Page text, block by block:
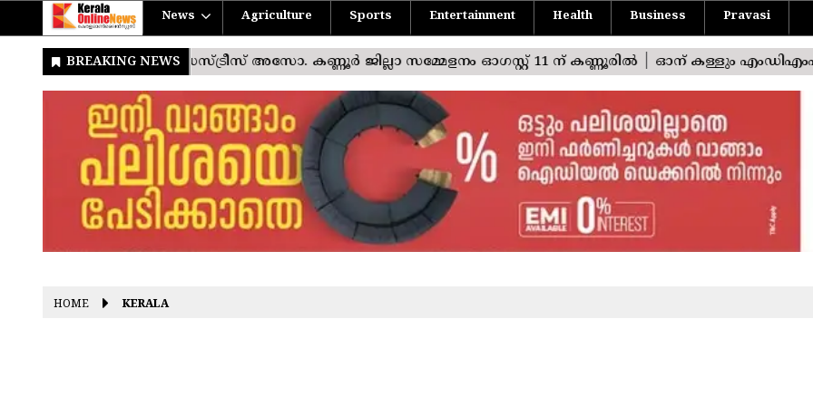
News Agriculture Sports Entertainment Health Business Pravasi
HOME KERALA